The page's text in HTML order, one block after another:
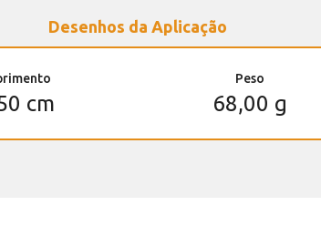
Desenhos da Aplicação
cm
Peso
68,00 g